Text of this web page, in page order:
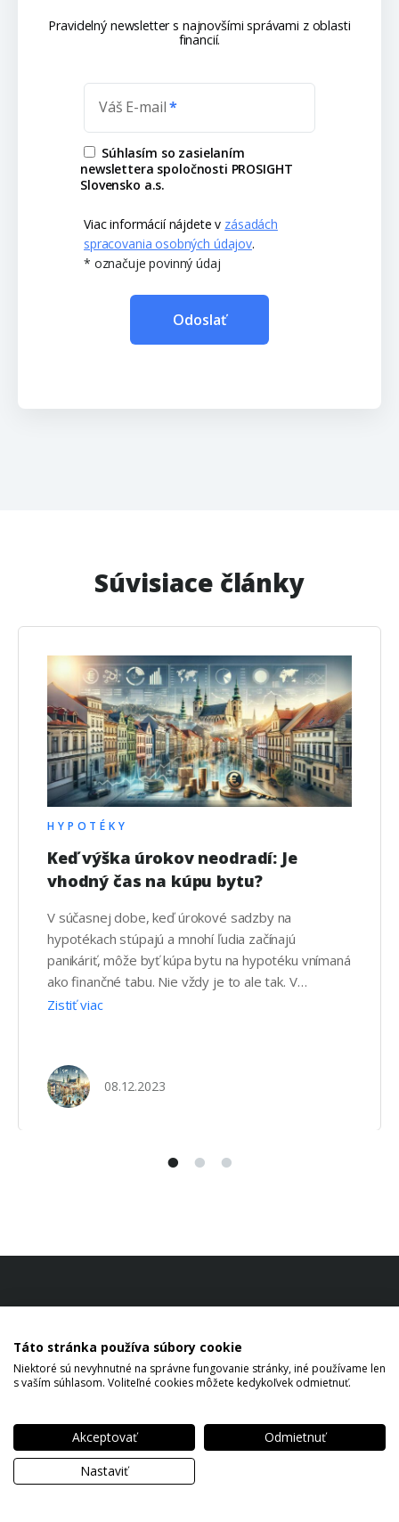
Pravidelný newsletter s najnovšími správami z oblasti
financií.
Váš E-mail
Súhlasím so zasielaním
newslettera spoločnosti PROSIGHT
Slovensko a.s.
Viac informácií nájdete v zásadách
spracovania osobných údajov.
* označuje povinný údaj
Súvisiace články
HYPOTÉKY
Keď výška úrokov neodradí: Je
vhodný čas na kúpu bytu?
V súčasnej dobe, keď úrokové sadzby na
hypotékach stúpajú a mnohí ľudia začínajú
panikáriť, môže byť kúpa bytu na hypotéku vnímaná
ako finančné tabu. Nie vždy je to ale tak. V
skutočnosti môže byť kúpa bytu financovaného
prečo je práve teraz vhodný …
Zistiť viac
08.12.2023
Copyright © 2026 Šaffa Martin All rights reserved.
Ochrana osobných údajov
Táto stránka používa súbory cookie
Niektoré sú nevyhnutné na správne fungovanie stránky, iné používame len
s vaším súhlasom. Voliteľné cookies môžete kedykoľvek odmietnuť.
Akceptovať
Odmietnuť
Nastaviť